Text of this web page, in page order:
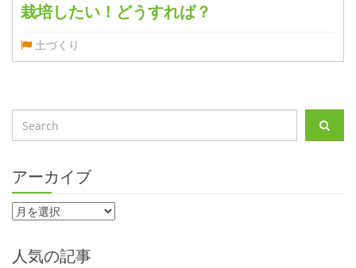
栽培したい！どうすれば？
土づくり
アーカイブ
人気の記事